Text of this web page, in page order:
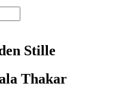
Stille
Thakar